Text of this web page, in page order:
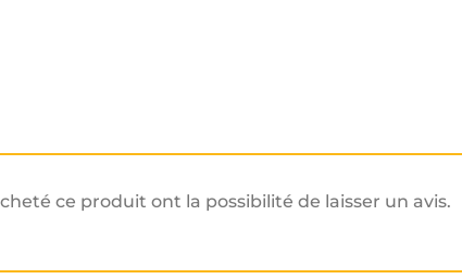
ce produit ont la possibilité de laisser un avis.